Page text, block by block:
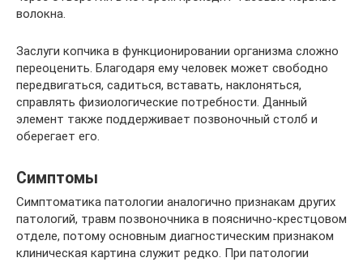
волокна.
Заслуги копчика в функционировании организма сложно
переоценить. Благодаря ему человек может свободно
передвигаться, садиться, вставать, наклоняться,
справлять физиологические потребности. Данный
элемент также поддерживает позвоночный столб и
оберегает его.
Симптомы
Симптоматика патологии аналогично признакам других
патологий, травм позвоночника в пояснично-крестцовом
отделе, потому основным диагностическим признаком
клиническая картина служит редко. При патологии